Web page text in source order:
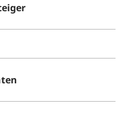
Alle
Alle